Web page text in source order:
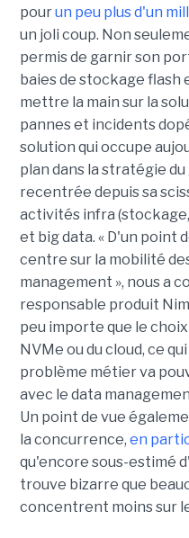
pourun peu plus d'un
un joli coup. Non
permis de garnir son
baies de stockage flash
mettre la main sur la
pannes et incidents
solution qui occupe
plan dans la stratégie
recentrée depuis sa
activités infra
et big data. « D'un point
centre sur la mobilité
management », nous a
responsable produit
peu importe que le
NVMe ou du cloud, ce
problème métier va
avec le data
Un point de vue
la concurrence, en
qu'encore sous-estimé
trouve bizarre que
concentrent moins sur